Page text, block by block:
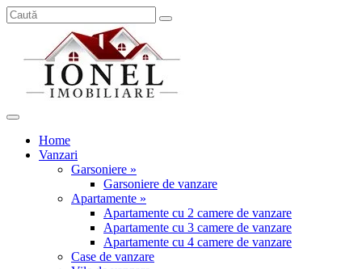
Home
Vanzari
Garsoniere »
Garsoniere de vanzare
Apartamente »
Apartamente cu 2 camere de vanzare
Apartamente cu 3 camere de vanzare
Apartamente cu 4 camere de vanzare
Case de vanzare